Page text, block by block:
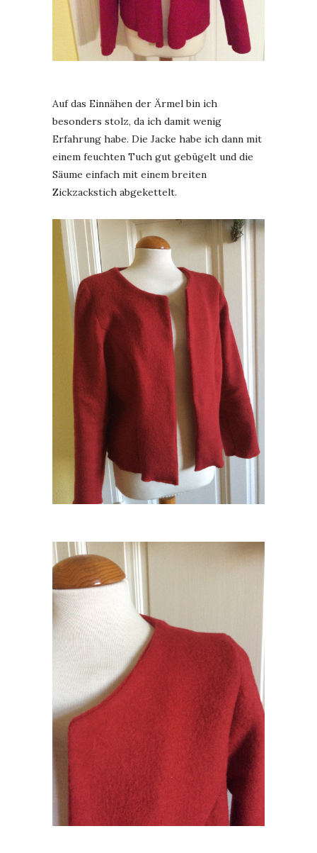
Auf das Einnähen der Ärmel bin ich
besonders stolz, da ich damit wenig
Erfahrung habe. Die Jacke habe ich dann mit
einem feuchten Tuch gut gebügelt und die
Säume einfach mit einem breiten
Zickzackstich abgekettelt.